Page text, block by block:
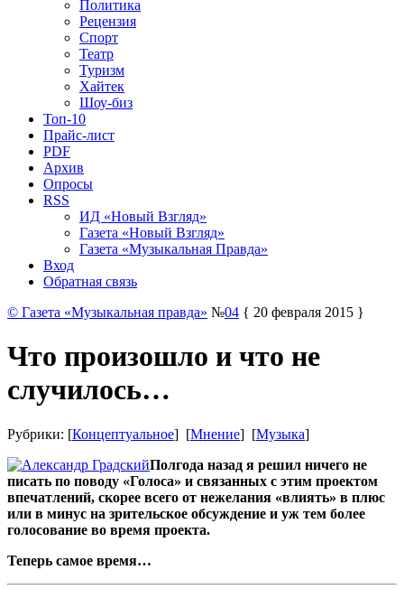
Политика
Рецензия
Спорт
Театр
Туризм
Хайтек
Шоу-биз
Топ-10
Прайс-лист
PDF
Архив
Опросы
RSS
ИД «Новый Взгляд»
Газета «Новый Взгляд»
Газета «Музыкальная Правда»
Вход
Обратная связь
© Газета «Музыкальная правда» №04 { 20 февраля 2015 }
Что произошло и что не
случилось…
Рубрики: [Концептуальное] [Мнение] [Музыка]
Полгода назад я решил ничего не
писать по поводу «Голоса» и связанных с этим проектом
впечатлений, скорее всего от нежелания «влиять» в плюс
или в минус на зрительское обсуждение и уж тем более
голосование во время проекта.
Теперь самое время…